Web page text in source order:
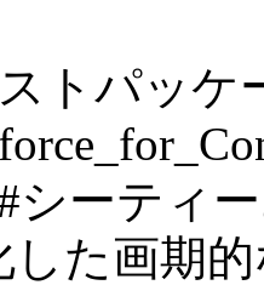
トパッケ
シーティ
した画期